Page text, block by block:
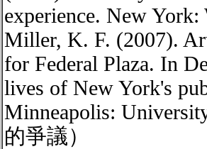
experience. New York:
Miller, K. F. (2007).
for Federal Plaza. In
lives of New York's
Minneapolis:
的爭議）